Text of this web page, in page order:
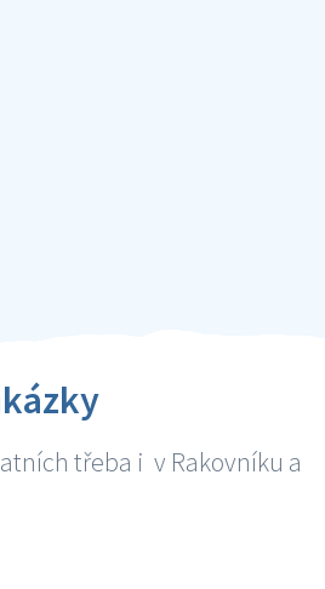
třeba i v Rakovníku a